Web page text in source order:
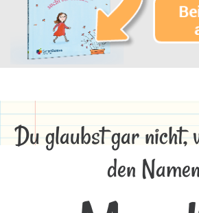
Du glaubst gar nicht,
den